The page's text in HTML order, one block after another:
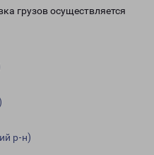
грузов осуществляется
р-н)